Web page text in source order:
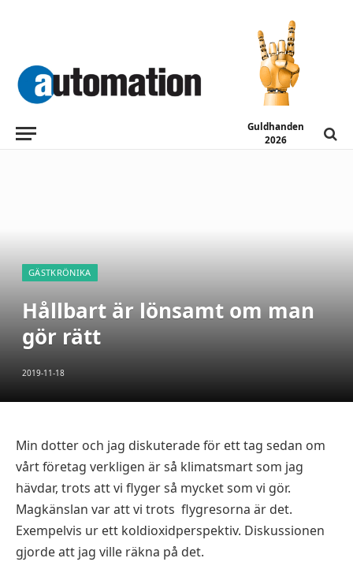
Guldhanden
2026
GÄSTKRÖNIKA
Hållbart är lönsamt om man
gör rätt
2019-11-18
Min dotter och jag diskuterade för ett tag sedan om
vårt företag verkligen är så klimatsmart som jag
hävdar, trots att vi flyger så mycket som vi gör.
Magkänslan var att vi trots flygresorna är det.
Exempelvis ur ett koldioxidperspektiv. Diskussionen
gjorde att jag ville räkna på det.